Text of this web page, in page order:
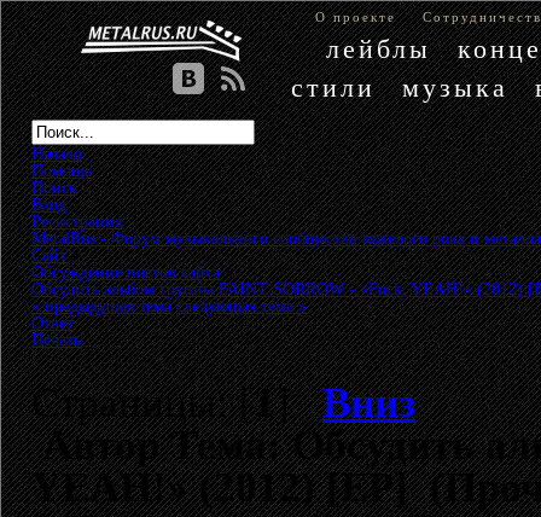
О проекте
лейблы
стили
музыка
Начало
Помощь
Поиск
Вход
Регистрация
MetalRus - Форум музыкального сообщества тяжелого рока и металла
Сайт»
Обсуждение постов сайта»
Обсудить альбом группы FAINT SORROW - «Fuck, YEAH!» (2012)
« предыдущая тема следующая тема »
Ответ
Печать
Страницы: [1]Вниз
АвторТема: Обсудить
YEAH!» (2012) [EP]